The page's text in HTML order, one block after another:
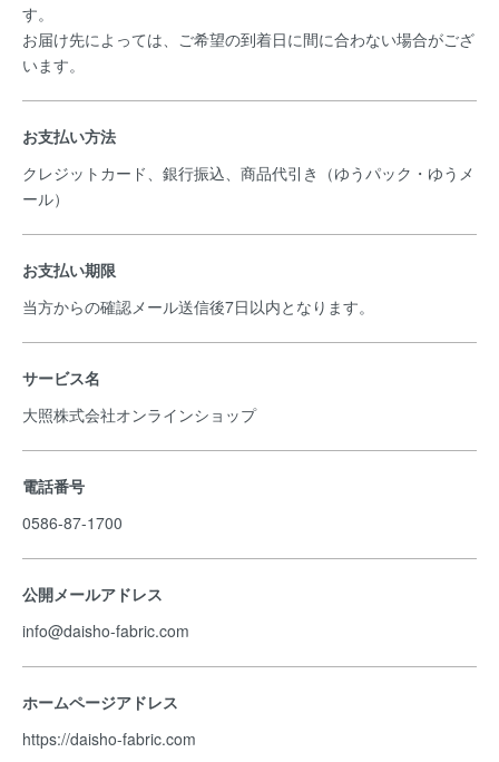
す。
お届け先によっては、ご希望の到着日に間に合わない場合がござ
います。
お支払い方法
クレジットカード、銀行振込、商品代引き（ゆうパック・ゆうメ
ール）
お支払い期限
当方からの確認メール送信後7日以内となります。
サービス名
大照株式会社オンラインショップ
電話番号
0586-87-1700
公開メールアドレス
info@daisho-fabric.com
ホームページアドレス
https://daisho-fabric.com